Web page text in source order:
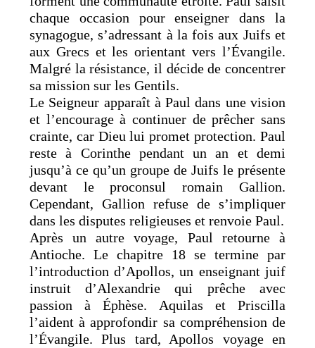
chaque occasion pour enseigner dans la
synagogue, s’adressant à la fois aux Juifs et
aux Grecs et les orientant vers l’Évangile.
Malgré la résistance, il décide de concentrer
sa mission sur les Gentils.
Le Seigneur apparaît à Paul dans une vision
et l’encourage à continuer de prêcher sans
crainte, car Dieu lui promet protection. Paul
reste à Corinthe pendant un an et demi
jusqu’à ce qu’un groupe de Juifs le présente
devant le proconsul romain Gallion.
Cependant, Gallion refuse de s’impliquer
dans les disputes religieuses et renvoie Paul.
Après un autre voyage, Paul retourne à
Antioche. Le chapitre 18 se termine par
l’introduction d’Apollos, un enseignant juif
instruit d’Alexandrie qui prêche avec
passion à Éphèse. Aquilas et Priscilla
l’aident à approfondir sa compréhension de
l’Évangile. Plus tard, Apollos voyage en